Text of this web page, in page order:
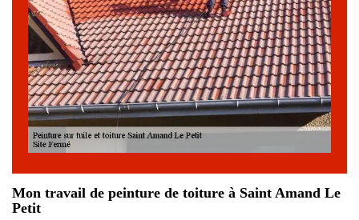
Mon travail de peinture de toiture à Saint Amand Le
Petit